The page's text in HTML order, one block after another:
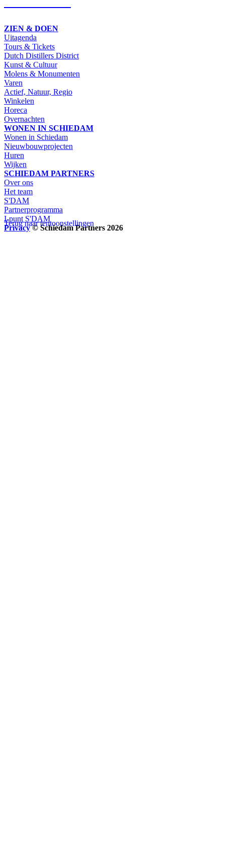
Terug naar tentoonstellingen
ZIEN & DOEN
Uitagenda
Tours & Tickets
Dutch Distillers District
Kunst & Cultuur
Molens & Monumenten
Varen
Actief, Natuur, Regio
Winkelen
Horeca
Overnachten
WONEN IN SCHIEDAM
Wonen in Schiedam
Nieuwbouwprojecten
Huren
Wijken
SCHIEDAM PARTNERS
Over ons
Het team
S'DAM
Partnerprogramma
I-punt S'DAM
Privacy © Schiedam Partners 2026